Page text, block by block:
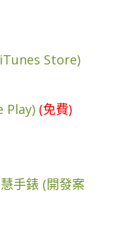
Store)
Play) (免費)
手錶 (開發案